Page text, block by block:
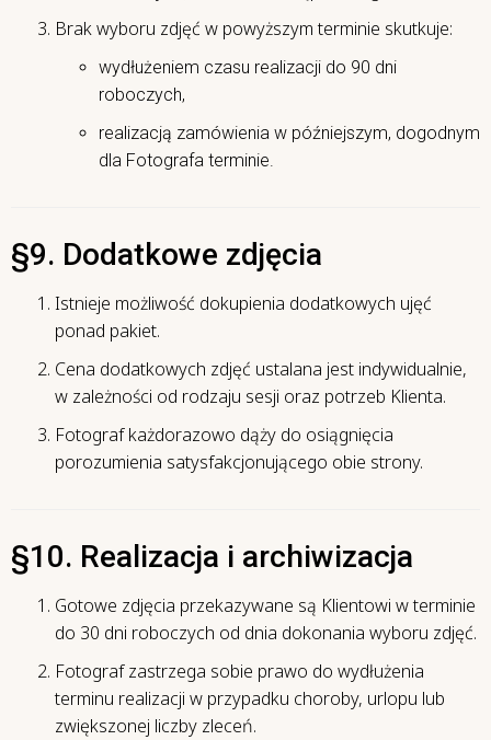
Brak wyboru zdjęć w powyższym terminie skutkuje:
wydłużeniem czasu realizacji do 90 dni
roboczych,
realizacją zamówienia w późniejszym, dogodnym
dla Fotografa terminie.
§9. Dodatkowe zdjęcia
Istnieje możliwość dokupienia dodatkowych ujęć
ponad pakiet.
Cena dodatkowych zdjęć ustalana jest indywidualnie,
w zależności od rodzaju sesji oraz potrzeb Klienta.
Fotograf każdorazowo dąży do osiągnięcia
porozumienia satysfakcjonującego obie strony.
§10. Realizacja i archiwizacja
Gotowe zdjęcia przekazywane są Klientowi w terminie
do 30 dni roboczych od dnia dokonania wyboru zdjęć.
Fotograf zastrzega sobie prawo do wydłużenia
terminu realizacji w przypadku choroby, urlopu lub
zwiększonej liczby zleceń.